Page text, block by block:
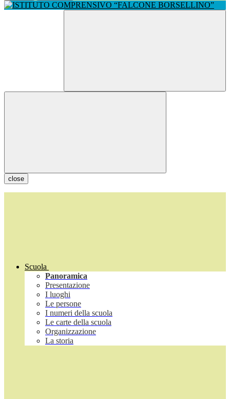
close
Scuola
Panoramica
Presentazione
I luoghi
Le persone
I numeri della scuola
Le carte della scuola
Organizzazione
La storia